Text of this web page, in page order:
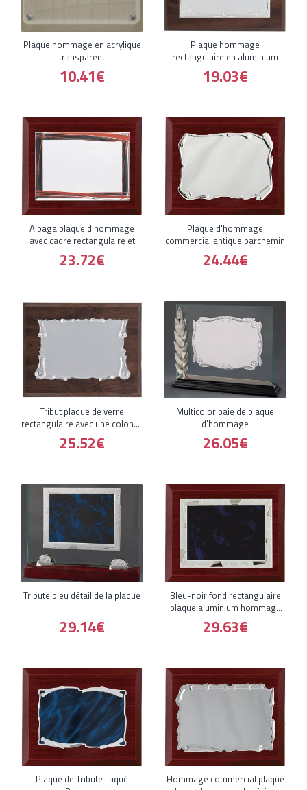
Plaque hommage en acrylique
transparent
10.41€
Plaque hommage
rectangulaire en aluminium
19.03€
Alpaga plaque d'hommage
avec cadre rectangulaire et
double
23.72€
Plaque d'hommage
commercial antique parchemin
24.44€
Tribut plaque de verre
rectangulaire avec une colonne
sur
25.52€
Multicolor baie de plaque
d'hommage
26.05€
Tribute bleu détail de la plaque
29.14€
Bleu-noir fond rectangulaire
plaque aluminium hommage
comm
29.63€
Plaque de Tribute Laqué
Hommage commercial plaque